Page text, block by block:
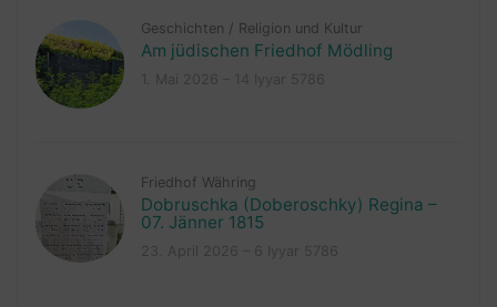
Geschichten / Religion und Kultur
Am jüdischen Friedhof Mödling
Friedhof Währing
Dobruschka (Doberoschky) Regina –
07. Jänner 1815